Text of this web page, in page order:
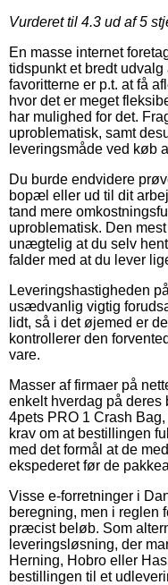
Vurderet til 4.3 ud af 5
En masse internet
tidspunkt et bredt
favoritterne er p.t. at få
hvor det er meget
har mulighed for det.
uproblematisk, samt
leveringsmåde ved køb
Du burde endvidere
bopæl eller ud til dit
tand mere
uproblematisk. Den
unægtelig at du selv
falder med at du lever
Leveringshastigheden
usædvanlig vigtig
lidt, så i det øjemed er
kontrollerer den
vare.
Masser af firmaer på
enkelt hverdag på
4pets PRO 1 Crash
krav om at bestillingen
med det formål at de
ekspederet før de
Visse e-forretninger i
beregning, men i reglen
præcist beløb. Som
leveringsløsning, der
Herning, Hobro eller
bestillingen til et